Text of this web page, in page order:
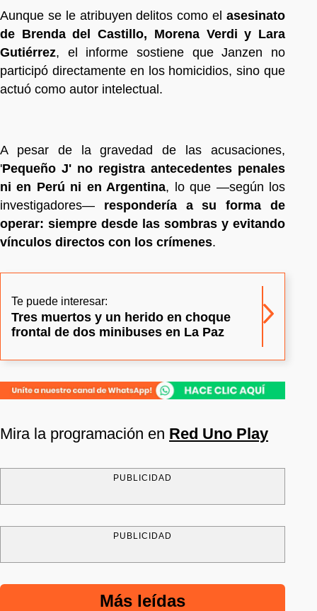
Aunque se le atribuyen delitos como el asesinato
de Brenda del Castillo, Morena Verdi y Lara
Gutiérrez, el informe sostiene que Janzen no
participó directamente en los homicidios, sino que
actuó como autor intelectual.
A pesar de la gravedad de las acusaciones,
'Pequeño J' no registra antecedentes penales
ni en Perú ni en Argentina, lo que —según los
investigadores— respondería a su forma de
operar: siempre desde las sombras y evitando
vínculos directos con los crímenes.
Te puede interesar:
Tres muertos y un herido en choque
frontal de dos minibuses en La Paz
Mira la programación en Red Uno Play
PUBLICIDAD
PUBLICIDAD
Más leídas